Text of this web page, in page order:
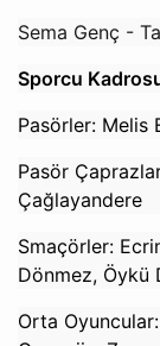
Sema Genç -
Sporcu
Pasörler: Melis
Pasör
Çağlayandere
Smaçörler:
Dönmez, Öykü
Orta